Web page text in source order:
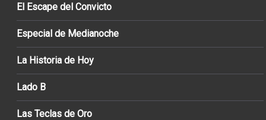
El Escape del Convicto
Especial de Medianoche
La Historia de Hoy
Lado B
Las Teclas de Oro